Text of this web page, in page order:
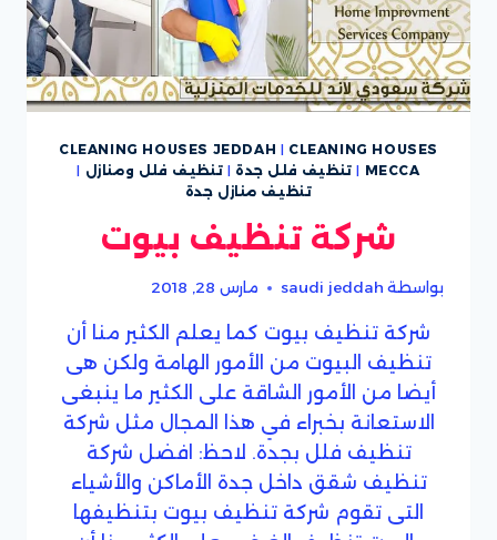
CLEANING HOUSES JEDDAH | CLEANING HOUSES
MECCA
| تنظيف فلل جدة | تنظيف فلل ومنازل |
تنظيف منازل جدة
شركة تنظيف بيوت
بواسطة saudi jeddah مارس 28, 2018
شركة تنظيف بيوت كما يعلم الكثير منا أن
تنظيف البيوت من الأمور الهامة ولكن هى
أيضا من الأمور الشاقة على الكثير ما ينبغى
الاستعانة بخبراء في هذا المجال مثل شركة
تنظيف فلل بجدة. لاحظ: افضل شركة
تنظيف شقق داخل جدة الأماكن والأشياء
التى تقوم شركة تنظيف بيوت بتنظيفها